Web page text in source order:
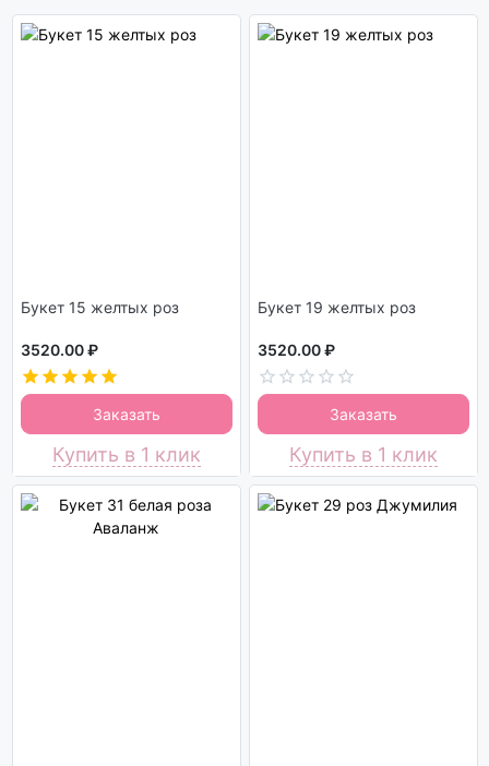
Букет 15 желтых роз
3520.00 ₽
Заказать
Купить в 1 клик
Букет 19 желтых роз
3520.00 ₽
Заказать
Купить в 1 клик